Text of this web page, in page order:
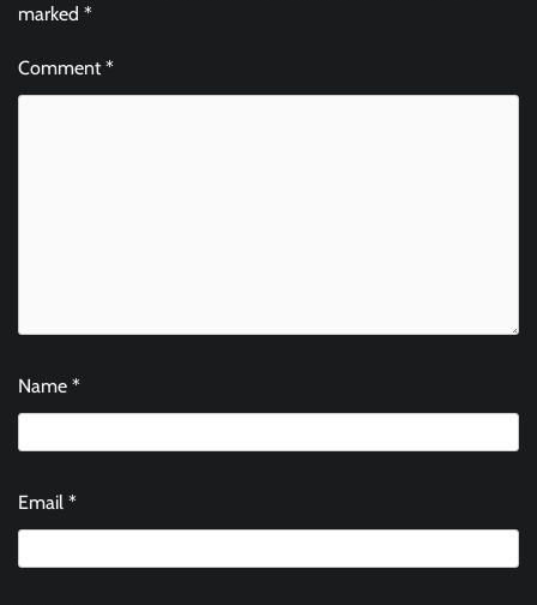
marked *
Comment*
Name *
Email *